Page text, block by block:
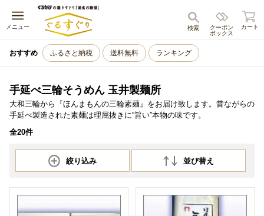
メニュー
キャンセル
クーポン
ボックス
検索 カート
おすすめ ふるさと納税 送料無料 ランキング
手延べ三輪そうめん 玉井製麺所
大和三輪から『ほんまもんの三輪素麺』をお届け致します。昔ながらの
手延べ製造された素麺は理屈抜きに“旨い”本物の味です。
全20件
絞り込み 並び替え